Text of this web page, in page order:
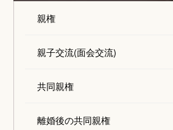
親権
親子交流(面会交流)
共同親権
離婚後の共同親権